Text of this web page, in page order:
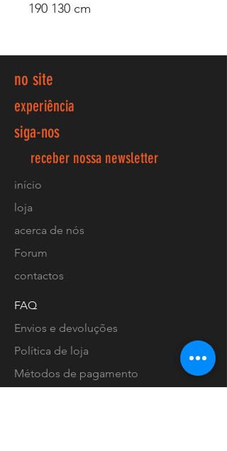
190 130 cm
no site
experiência
siga-nos
receber nossa newsletter
início
loja
acerca de nós
Forum
contactos
FAQ
Envios e devoluções
Política de loja
Métodos de pagamento